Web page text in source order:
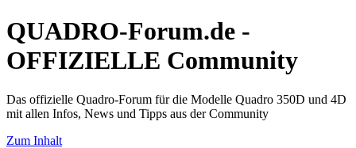
QUADRO-Forum.de -
OFFIZIELLE Community
Das offizielle Quadro-Forum für die Modelle Quadro 350D und 4D
mit allen Infos, News und Tipps aus der Community
Zum Inhalt